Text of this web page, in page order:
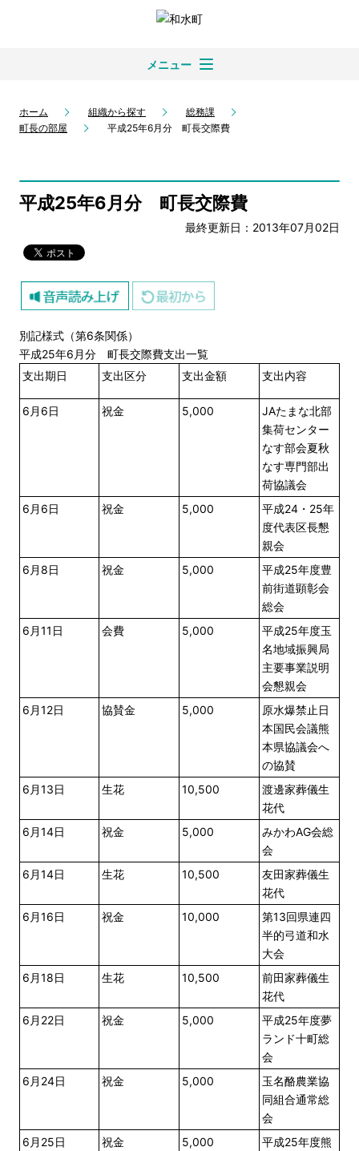
メニュー
ホーム 組織から探す
総務課
町長の部屋
平成25年6月分 町長交際費
平成25年6月分 町長交際費
最終更新日：2013年07月02日
別記様式（第6条関係）
平成25年6月分 町長交際費支出一覧
支出期日
支出区分 支出金額 支出内容
6月6日 祝金 5,000
JAたまな北部
集荷センター
なす部会夏秋
なす専門部出
荷協議会
6月6日
祝金 5,000
平成24・25年
度代表区長懇
親会
6月8日
祝金 5,000
平成25年度豊
前街道顕彰会
総会
6月11日
会費 5,000
平成25年度玉
名地域振興局
主要事業説明
会懇親会
6月12日
協賛金 5,000
原水爆禁止日
本国民会議熊
本県協議会へ
の協賛
6月13日
生花 10,500
渡邊家葬儀生
花代
6月14日
祝金 5,000
みかわAG会総
会
6月14日
生花 10,500
友田家葬儀生
花代
6月16日
祝金 10,000
第13回県連四
半的弓道和水
大会
6月18日
生花 10,500
前田家葬儀生
花代
6月22日
祝金 5,000
平成25年度夢
ランド十町総
会
6月24日
祝金 5,000
玉名酪農業協
同組合通常総
会
6月25日
祝金 5,000
平成25年度熊